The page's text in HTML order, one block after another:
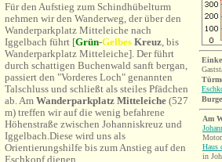
Für den Aufstieg zum Schindhübelturm
nehmen wir den Wanderweg, der über den
Wanderparkplatz Mitteleiche nach
Iggelbach führt [Grün-Gelbes Kreuz, bis
Wanderparkplatz Mitteleiche]. Der führt
durch schattigen Buchenwald sanft bergan,
passiert den "Vorderes Loch" genannten
Talschluss und schließt als steiles Pfädchen
ab. Am Wanderparkplatz Mitteleiche (527
m) treffen wir auf die wenig befahrene
Höhenstraße zwischen Johanniskreuz und
Iggelbach.Diese wird uns als
Orientierungshilfe bis zum Anstieg auf den
Eschkopf dienen.
Am
Haus
in